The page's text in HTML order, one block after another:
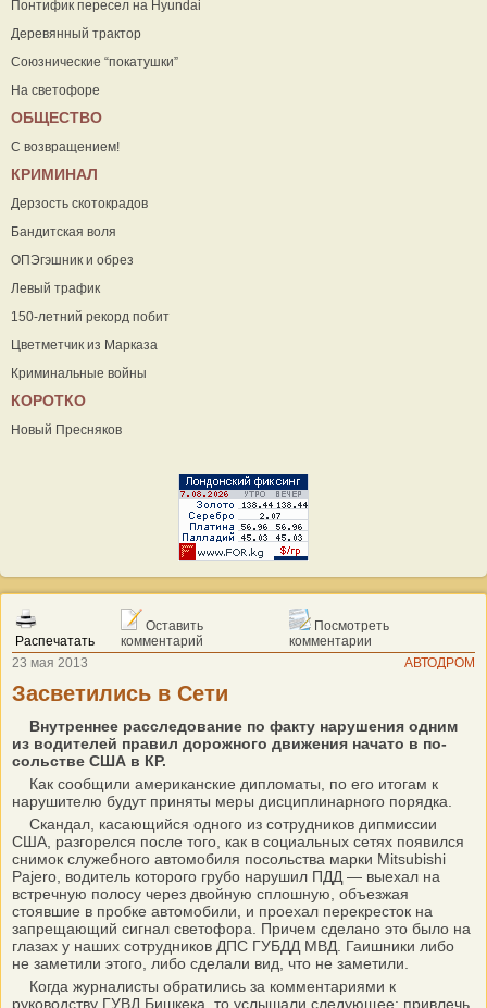
Понтифик пересел на Hyundai
Деревянный трактор
Союзнические “покатушки”
На светофоре
ОБЩЕСТВО
С возвращением!
КРИМИНАЛ
Дерзость скотокрадов
Бандитская воля
ОПЭгэшник и обрез
Левый трафик
150-летний рекорд побит
Цветметчик из Марказа
Криминальные войны
КОРОТКО
Новый Пресняков
Распечатать
Оставить
комментарий
Посмотреть
комментарии
23 мая 2013
АВТОДРОМ
Засветились в Сети
Внутреннее расследование по факту нарушения одним
из водителей правил дорожного движения начато в по­
сольстве США в КР.
Как сообщили американские дипломаты, по его итогам к
нарушителю будут приняты меры дисциплинарного порядка.
Скандал, касающийся одного из сотрудников дипмиссии
США, разгорелся после того, как в социальных сетях появился
снимок служебного автомобиля посольства марки Mitsubishi
Pajero, водитель которого грубо нарушил ПДД — выехал на
встречную полосу через двойную сплошную, объезжая
стоявшие в пробке автомобили, и проехал перекресток на
запрещающий сигнал светофора. Причем сделано это было на
глазах у наших сотрудников ДПС ГУБДД МВД. Гаишники либо
не заметили этого, либо сделали вид, что не заметили.
Когда журналисты обратились за комментариями к
руководству ГУВД Бишкека, то услышали следующее: привлечь